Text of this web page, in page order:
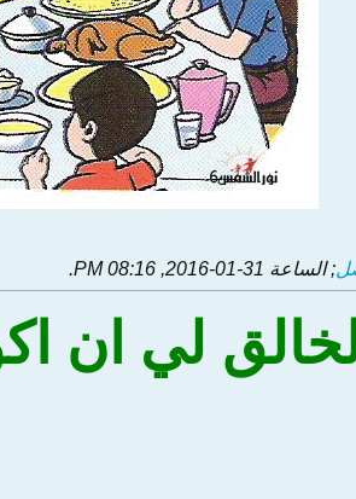
; الساعة 31-01-2016, 08:16 PM
.
لي ان